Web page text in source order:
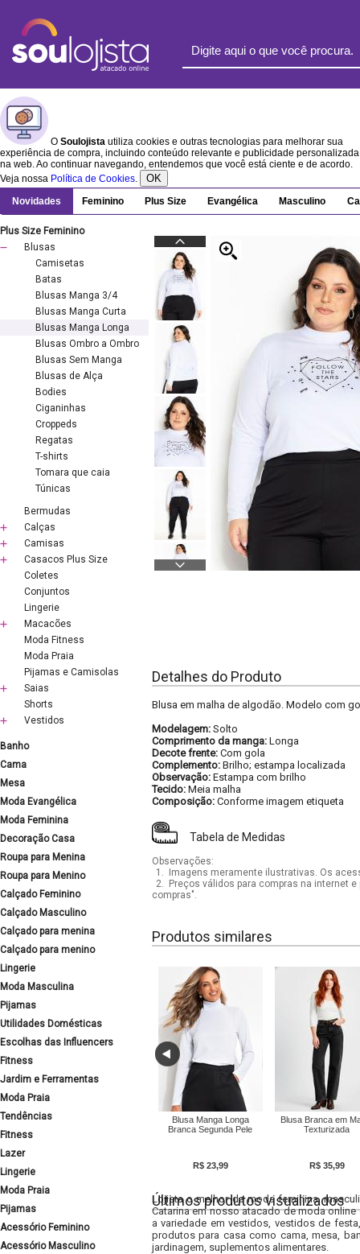
O Soulojista utiliza cookies e outras tecnologias para melhorar sua
experiência de compra, incluindo conteúdo relevante e publicidade personalizada
na web. Ao continuar navegando, entendemos que você está ciente e de acordo.
Veja nossa Política de Cookies. OK
Novidades Feminino Plus Size Evangélica Masculino
Plus Size Feminino
Blusas
Camisetas
Batas
Blusas Manga 3/4
Blusas Manga Curta
Blusas Manga Longa
Blusas Ombro a Ombro
Blusas Sem Manga
Blusas de Alça
Bodies
Ciganinhas
Croppeds
Regatas
T-shirts
Tomara que caia
Túnicas
Bermudas
Calças
Camisas
Casacos Plus Size
Coletes
Conjuntos
Lingerie
Macacões
Moda Fitness
Moda Praia
Pijamas e Camisolas
Saias
Shorts
Vestidos
Banho
Cama
Mesa
Moda Evangélica
Moda Feminina
Decoração Casa
Roupa para Menina
Roupa para Menino
Calçado Feminino
Calçado Masculino
Calçado para menina
Calçado para menino
Lingerie
Moda Masculina
Pijamas
Utilidades Domésticas
Escolhas das Influencers
Fitness
Jardim e Ferramentas
Moda Praia
Tendências
Fitness
Lazer
Lingerie
Moda Praia
Pijamas
Acessório Feminino
Acessório Masculino
Detalhes do Produto
Blusa em malha de algodão. Modelo com
Modelagem: Solto
Comprimento da manga: Longa
Decote frente: Com gola
Complemento: Brilho; estampa localizada
Observação: Estampa com brilho
Tecido: Meia malha
Composição: Conforme imagem etiqueta
Tabela de Medidas
Observações:
1.
Imagens meramente ilustrativas. Os
2.
Preços válidos para compras na internet
compras".
Produtos similares
Blusa Manga Longa
Branca Segunda Pele
R$ 23,99
Blusa Branca em
Texturizada
R$ 35,99
Últimos produtos visualizados
Lojista o melhor da moda feminina,
Catarina em nosso atacado de moda
a variedade em vestidos, vestidos de
produtos para casa como cama, mesa,
jardinagem, suplementos alimentares.